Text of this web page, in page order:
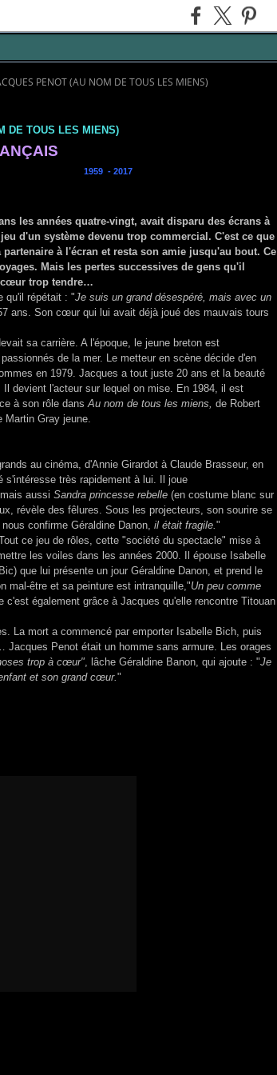
PENOT (AU NOM DE TOUS LES MIENS)
DE TOUS LES MIENS)
1959 - 2017
les années quatre-vingt, avait disparu des écrans à
d'un système devenu trop commer­cial. C'est ce que
à l'écran et resta son amie jusqu'au bout. Ce
Mais les pertes succes­sives de gens qu'il
cœur trop tendre…
qu'il répétait : "Je suis un grand désespéré, mais avec un
ans. Son cœur qui lui avait déjà joué des mauvais tours
sa carrière. A l'époque, le jeune breton est
de la mer. Le metteur en scène décide d'en
en 1979. Jacques a tout juste 20 ans et la beauté
devient l'acteur sur lequel on mise. En 1984, il est
à son rôle dansAu nom de tous les miens, de Robert
Martin Gray jeune.
au cinéma, d'Annie Girardot à Claude Brasseur, en
s'intéresse très rapidement à lui. Il joue
aussi Sandra princesse rebelle (en costume blanc sur
révèle des fêlures. Sous les projecteurs, son sourire se
nous confirme Géraldine Danon, il était fragile."
ce jeu de rôles, cette "société du spectacle" mise à
les voiles dans les années 2000. Il épouse Isabelle
que lui présente un jour Géraldine Danon, et prend le
mal-être et sa peinture est intranquille,"Un peu comme
également grâce à Jacques qu'elle rencontre Titouan
La mort a commencé par emporter Isabelle Bich, puis
Penot était un homme sans armure. Les orages
trop à cœur", lâche Géraldine Banon, qui ajoute : "Je
et son grand cœur."